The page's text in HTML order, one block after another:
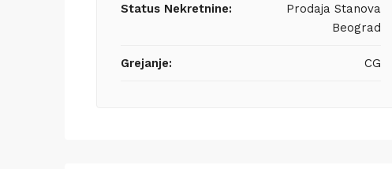
Status Nekretnine:
Prodaja Stanova
Beograd
Grejanje: CG